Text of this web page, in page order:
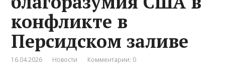
конфликте в
Персидском заливе
16.04.2026 Новости Комментарии: 0